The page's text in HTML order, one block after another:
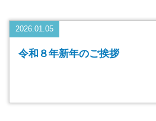
2026.01.05
令和８年新年のご挨拶